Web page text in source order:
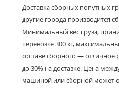
Доставка сборных попутных
другие города производится
Минимальный вес груза,
перевозке 300 кг,
составе сборного —
до 30% на доставке. Цена
машиной или сборной может